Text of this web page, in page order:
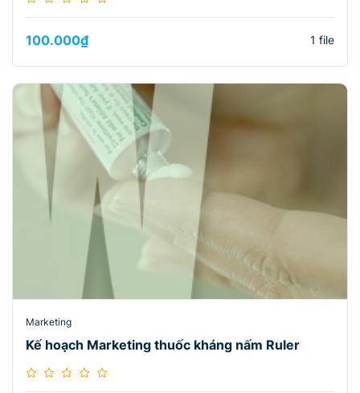
100.000₫ 1 file
Marketing
Kế hoạch Marketing thuốc kháng nấm Ruler